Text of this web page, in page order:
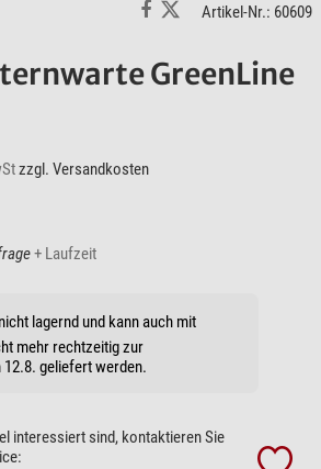
Artikel-Nr.: 60609
GreenLine
zzgl. Versandkosten
+ Laufzeit
lagernd und kann auch mit
mehr rechtzeitig zur
geliefert werden.
interessiert sind, kontaktieren Sie